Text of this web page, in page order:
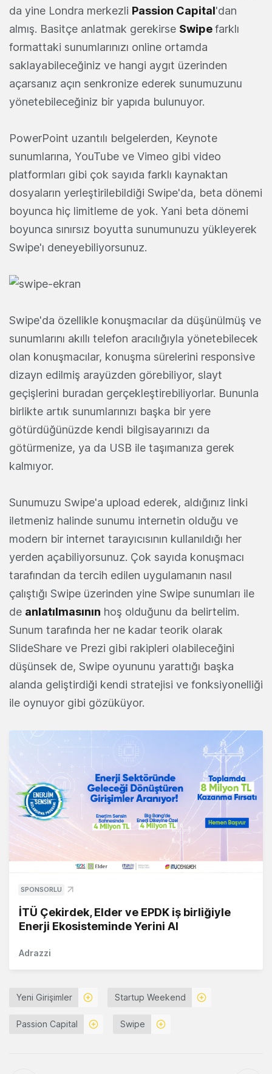
da yine Londra merkezli Passion Capital'dan
almış. Basitçe anlatmak gerekirse Swipefarklı
formattaki sunumlarınızı online ortamda
saklayabileceğiniz ve hangi aygıt üzerinden
açarsanız açın senkronize ederek sunumuzunu
yönetebileceğiniz bir yapıda bulunuyor.
PowerPoint uzantılı belgelerden, Keynote
sunumlarına, YouTube ve Vimeo gibi video
platformları gibi çok sayıda farklı kaynaktan
dosyaların yerleştirilebildiği Swipe'da, beta dönemi
boyunca hiç limitleme de yok. Yani beta dönemi
boyunca sınırsız boyutta sunumunuzu yükleyerek
Swipe'ı deneyebiliyorsunuz.
Swipe'da özellikle konuşmacılar da düşünülmüş ve
sunumlarını akıllı telefon aracılığıyla yönetebilecek
olan konuşmacılar, konuşma sürelerini responsive
dizayn edilmiş arayüzden görebiliyor, slayt
geçişlerini buradan gerçekleştirebiliyorlar. Bununla
birlikte artık sunumlarınızı başka bir yere
götürdüğünüzde kendi bilgisayarınızı da
götürmenize, ya da USB ile taşımanıza gerek
kalmıyor.
Sunumuzu Swipe'a upload ederek, aldığınız linki
iletmeniz halinde sunumu internetin olduğu ve
modern bir internet tarayıcısının kullanıldığı her
yerden açabiliyorsunuz. Çok sayıda konuşmacı
tarafından da tercih edilen uygulamanın nasıl
çalıştığı Swipe üzerinden yine Swipe sunumları ile
de anlatılmasının hoş olduğunu da belirtelim.
Sunum tarafında her ne kadar teorik olarak
SlideShare ve Prezi gibi rakipleri olabileceğini
düşünsek de, Swipe oyununu yarattığı başka
alanda geliştirdiği kendi stratejisi ve fonksiyonelliği
ile oynuyor gibi gözüküyor.
SPONSORLU
İTÜ Çekirdek, Elder ve EPDK iş birliğiyle
Enerji Ekosisteminde Yerini Al
Adrazzi
Yeni Girişimler Startup Weekend
Passion Capital Swipe